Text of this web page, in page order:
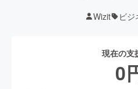
Wizit ビ
現在の支
0